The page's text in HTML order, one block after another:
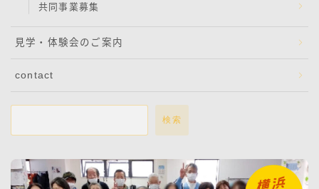
共同事業募集
見学・体験会のご案内
contact
検索